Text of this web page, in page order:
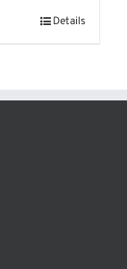
Details